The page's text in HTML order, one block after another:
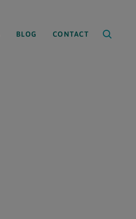
BLOG CONTACT